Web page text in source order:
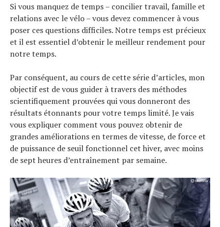
Si vous manquez de temps – concilier travail, famille et
relations avec le vélo – vous devez commencer à vous
poser ces questions difficiles. Notre temps est précieux
et il est essentiel d’obtenir le meilleur rendement pour
notre temps.
Par conséquent, au cours de cette série d’articles, mon
objectif est de vous guider à travers des méthodes
scientifiquement prouvées qui vous donneront des
résultats étonnants pour votre temps limité. Je vais
vous expliquer comment vous pouvez obtenir de
grandes améliorations en termes de vitesse, de force et
de puissance de seuil fonctionnel cet hiver, avec moins
de sept heures d’entraînement par semaine.